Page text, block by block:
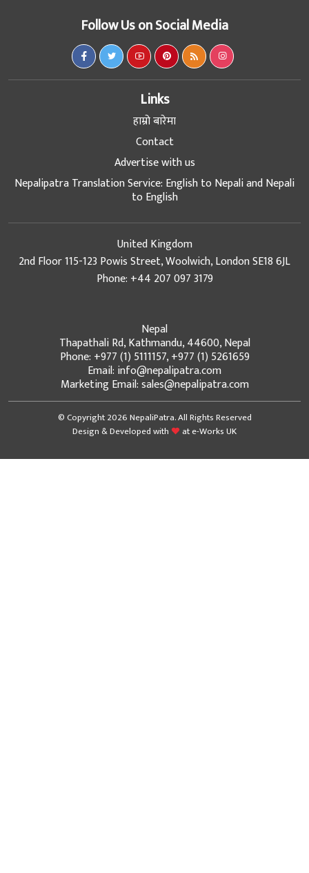
Follow Us on Social Media
Links
हाम्रो बारेमा
Contact
Advertise with us
Nepalipatra Translation Service: English to Nepali and Nepali
to English
United Kingdom
2nd Floor 115-123 Powis Street, Woolwich, London SE18 6JL
Phone: +44 207 097 3179
Nepal
Thapathali Rd, Kathmandu, 44600, Nepal
Phone: +977 (1) 5111157, +977 (1) 5261659
Email: info@nepalipatra.com
Marketing Email: sales@nepalipatra.com
© Copyright 2026 NepaliPatra. All Rights Reserved
Design & Developed with
ate-Works UK